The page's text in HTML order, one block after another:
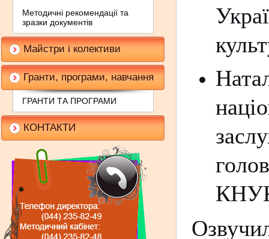
Методичні рекомендації та
зразки документів
Майстри і колективи
Гранти, програми, навчання
ГРАНТИ ТА ПРОГРАМИ
КОНТАКТИ